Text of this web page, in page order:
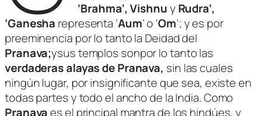
‘Brahma’, Vishnuy Rudra’,
‘Ganesha representa ‘Aum‘ o ‘Om‘; y es por
preeminencia por lo tanto la Deidad del
Pranava;ysus templos sonpor lo tanto las
verdaderas alayas de Pranava, sin las cuales
ningún lugar, por insignificante que sea, existe en
todas partes y todo el ancho de la India. Como
Pranavaes el principal mantra de los hindúes, y